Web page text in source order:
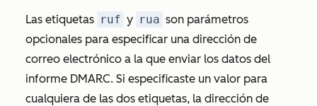
Las etiquetas ruf y rua son parámetros
opcionales para especificar una dirección de
correo electrónico a la que enviar los datos del
informe DMARC. Si especificaste un valor para
cualquiera de las dos etiquetas, la dirección de